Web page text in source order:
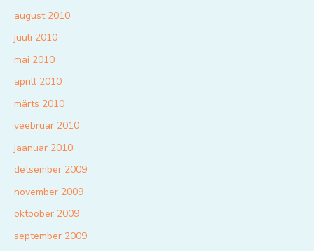
august 2010
juuli 2010
mai 2010
aprill 2010
märts 2010
veebruar 2010
jaanuar 2010
detsember 2009
november 2009
oktoober 2009
september 2009